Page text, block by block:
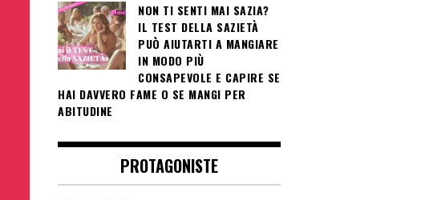
NON TI SENTI MAI SAZIA?
IL TEST DELLA SAZIETÀ
PUÒ AIUTARTI A MANGIARE
IN MODO PIÙ
CONSAPEVOLE E CAPIRE SE
HAI DAVVERO FAME O SE MANGI PER
ABITUDINE
PROTAGONISTE